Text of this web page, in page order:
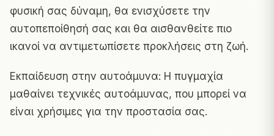
φυσική σας δύναμη, θα ενισχύσετε την
αυτοπεποίθησή σας και θα αισθανθείτε πιο
ικανοί να αντιμετωπίσετε προκλήσεις στη ζωή.
Εκπαίδευση στην αυτοάμυνα: Η πυγμαχία
μαθαίνει τεχνικές αυτοάμυνας, που μπορεί να
είναι χρήσιμες για την προστασία σας.